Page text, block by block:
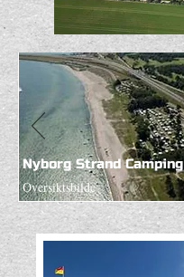
Nyborg Strand Camping
Oversiktsbilde